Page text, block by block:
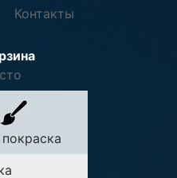
Контакты